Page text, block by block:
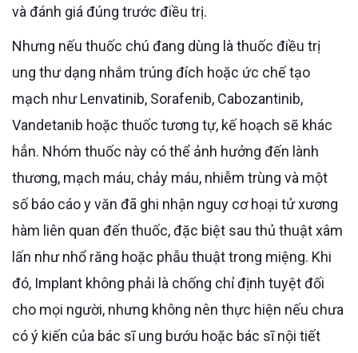
và đánh giá đúng trước điều trị.
Nhưng nếu thuốc chú đang dùng là thuốc điều trị
ung thư dạng nhắm trúng đích hoặc ức chế tạo
mạch như Lenvatinib, Sorafenib, Cabozantinib,
Vandetanib hoặc thuốc tương tự, kế hoạch sẽ khác
hẳn. Nhóm thuốc này có thể ảnh hưởng đến lành
thương, mạch máu, chảy máu, nhiễm trùng và một
số báo cáo y văn đã ghi nhận nguy cơ hoại tử xương
hàm liên quan đến thuốc, đặc biệt sau thủ thuật xâm
lấn như nhổ răng hoặc phẫu thuật trong miệng. Khi
đó, Implant không phải là chống chỉ định tuyệt đối
cho mọi người, nhưng không nên thực hiện nếu chưa
có ý kiến của bác sĩ ung bướu hoặc bác sĩ nội tiết